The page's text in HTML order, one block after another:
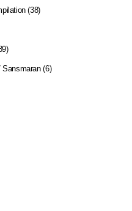
(38)
Sansmaran (6)